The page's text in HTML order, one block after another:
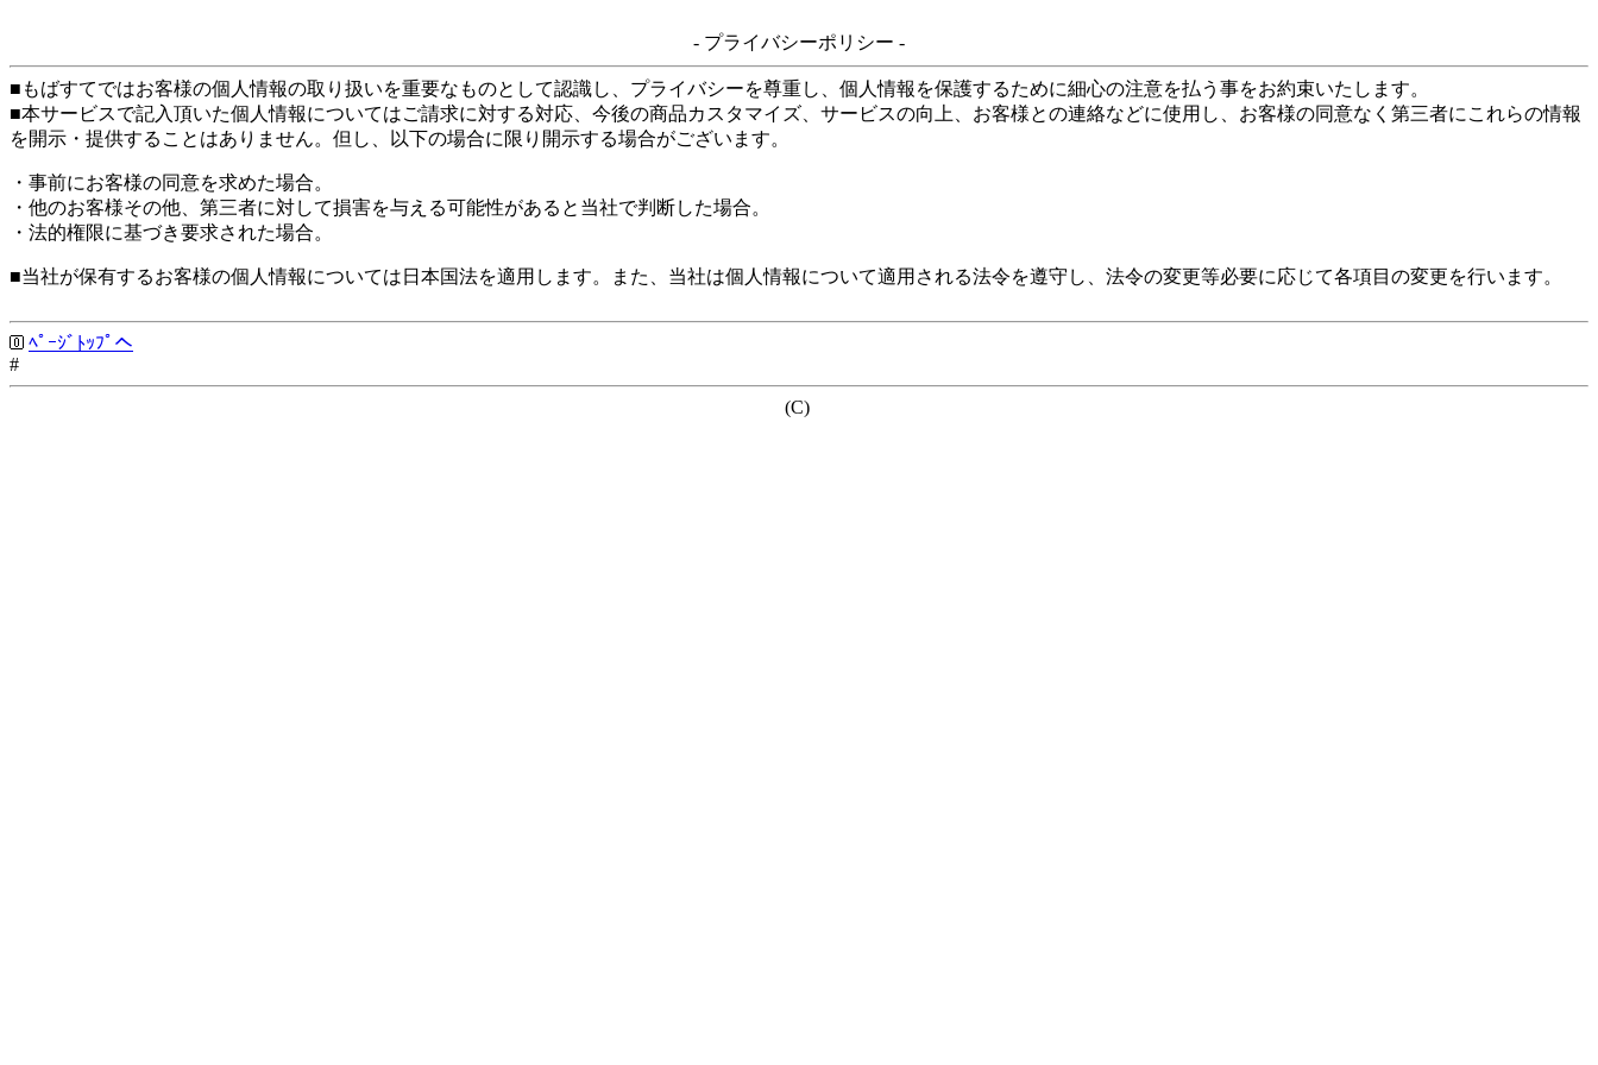
- プライバシーポリシー -
■もばすてではお客様の個人情報の取り扱いを重要なものとして認識し、プライバシーを尊重し、個人情報を保護するために細心の注意を払う事をお約束いたします。
■本サービスで記入頂いた個人情報についてはご請求に対する対応、今後の商品カスタマイズ、サービスの向上、お客様との連絡などに使用し、お客様の同意なく第三者にこれらの情報
を開示・提供することはありません。但し、以下の場合に限り開示する場合がございます。
・事前にお客様の同意を求めた場合。
・他のお客様その他、第三者に対して損害を与える可能性があると当社で判断した場合。
・法的権限に基づき要求された場合。
■当社が保有するお客様の個人情報については日本国法を適用します。また、当社は個人情報について適用される法令を遵守し、法令の変更等必要に応じて各項目の変更を行います。
ﾍﾟｰｼﾞﾄｯﾌﾟへ
#
(C)